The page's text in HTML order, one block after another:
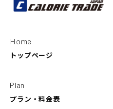
Home
トップページ
Plan
プラン・料金表